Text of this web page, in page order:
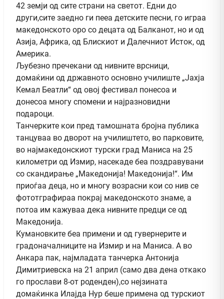
42 земји од сите страни на светот. Едни до
други,сите заедно ги пееа детските песни, го играа
македонското оро со децата од Балканот, но и од
Азија, Африка, од Блискиот и Далечниот Исток, од
Америка.
Љубезно пречекани од нивните врсници,
домаќини од државното основно училиште „Јахја
Кемал Беатли“ од овој фестивал понесоа и
донесоа многу спомени и најразновидни
подароци.
Танчерките кои пред тамошната бројна публика
танцуваа во дворот на училиштето, во парковите,
во најмакедонскиот турски град Маниса на 25
километри од Измир, насекаде беа поздравувани
со скандирање „Македонија! Македонија!“. Им
приоѓаа деца, но и многу возрасни кои со нив се
фототграфираа покрај македонското знаме, а
потоа им кажуваа дека нивните предци се од
Македонија.
Кумановките беа примени и од гувернерите и
градоначалниците на Измир и на Маниса. А во
Анкара пак, најмладата танчерка Антонија
Димитриевска на 21 април (само два дена откако
го прослави 8-от роденден),со нејзината
домаќинка Илајда Нур беше примена од турскиот